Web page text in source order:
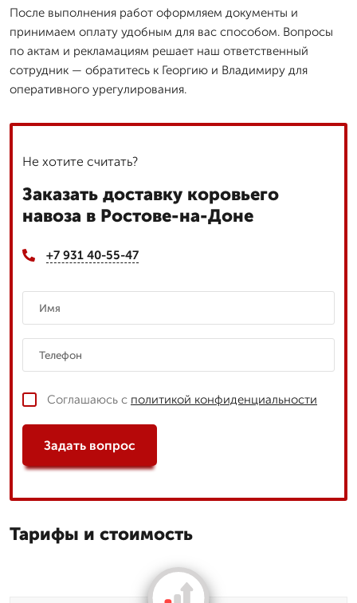
После выполнения работ оформляем документы и
принимаем оплату удобным для вас способом. Вопросы
по актам и рекламациям решает наш ответственный
сотрудник — обратитесь к Георгию и Владимиру для
оперативного урегулирования.
Не хотите считать?
Заказать доставку коровьего
навоза в Ростове-на-Доне
+7 931 40-55-47
Соглашаюсь с политикой конфиденциальности
Задать вопрос
Тарифы и стоимость